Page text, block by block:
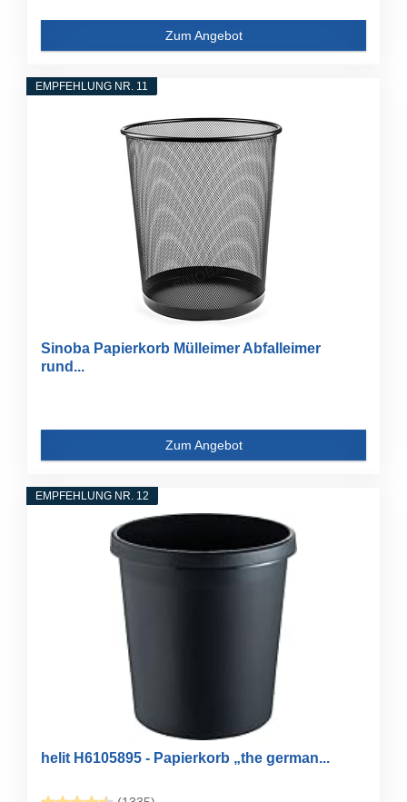
Zum Angebot
EMPFEHLUNG NR. 11
Sinoba Papierkorb Mülleimer Abfalleimer
rund...
Zum Angebot
EMPFEHLUNG NR. 12
helit H6105895 - Papierkorb „the german...